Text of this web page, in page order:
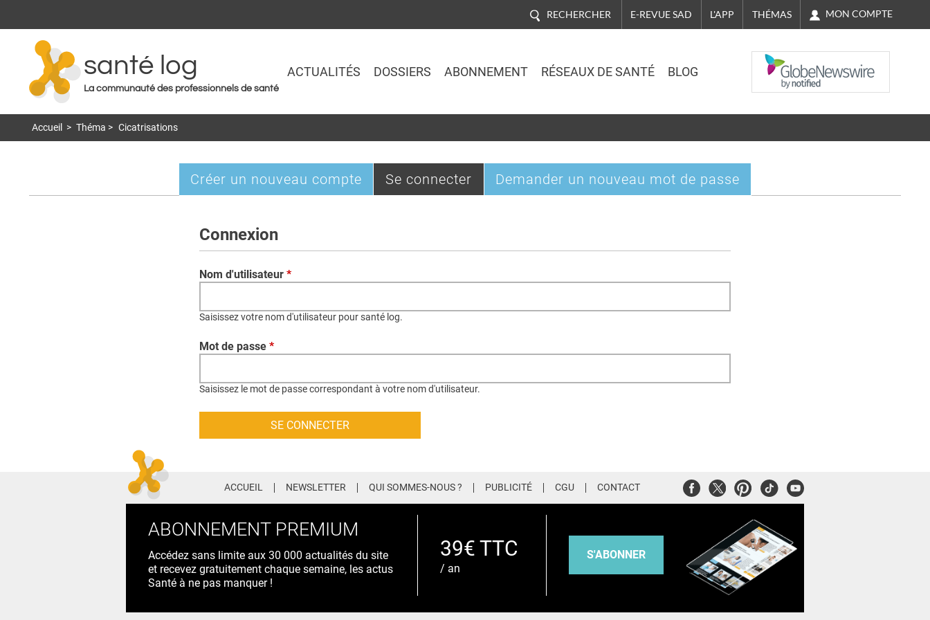
RECHERCHER E-REVUE SAD L'APP THÉMAS MON COMPTE
santé log
La communauté des professionnels de santé
ACTUALITÉS DOSSIERS ABONNEMENT RÉSEAUX DE SANTÉ BLOG
NASDAQ
Accueil > Théma > Cicatrisations
Onglets
Créer un nouveau compte Se connecter (onglet
actif)
Demander un nouveau mot de passe
Connexion
Nom d'utilisateur *
Saisissez votre nom d'utilisateur pour santé log.
Mot de passe *
Saisissez le mot de passe correspondant à votre nom d'utilisateur.
ACCUEIL NEWSLETTER QUI SOMMES-NOUS ? PUBLICITÉ CGU CONTACT FacebookTwitterPinterest
TiktokYoutube
ABONNEMENT PREMIUM
Accédez sans limite aux 30 000 actualités du site
et recevez gratuitement chaque semaine, les actus
Santé à ne pas manquer !
39€ TTC
/ an
S'ABONNER